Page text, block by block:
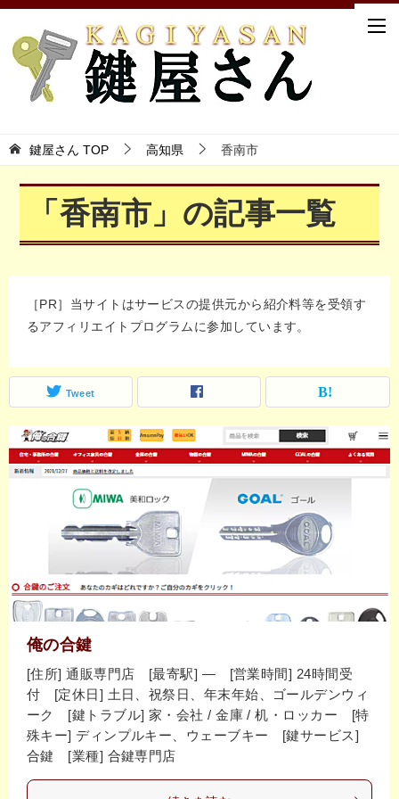
鍵屋さん TOP 高知県 香南市
「香南市」の記事一覧
［PR］当サイトはサービスの提供元から紹介料等を受領す
るアフィリエイトプログラムに参加しています。
Tweet
俺の合鍵
[住所] 通販専門店 [最寄駅] ― [営業時間] 24時間受
付 [定休日] 土日、祝祭日、年末年始、ゴールデンウィ
ーク [鍵トラブル] 家・会社 / 金庫 / 机・ロッカー [特
殊キー] ディンプルキー、ウェーブキー [鍵サービス]
合鍵 [業種] 合鍵専門店